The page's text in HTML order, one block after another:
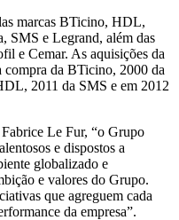
marcas BTicino, HDL,
SMS e Legrand, além das
e Cemar. As aquisições da
da BTicino, 2000 da
2011 da SMS e em 2012
Le Fur, “o Grupo
e dispostos a
globalizado e
e valores do Grupo.
que agreguem cada
da empresa”.